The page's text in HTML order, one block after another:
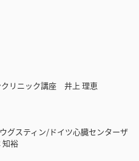
クリニック講座 井上 理恵
グスティン/ドイツ心臓センターザ
裕